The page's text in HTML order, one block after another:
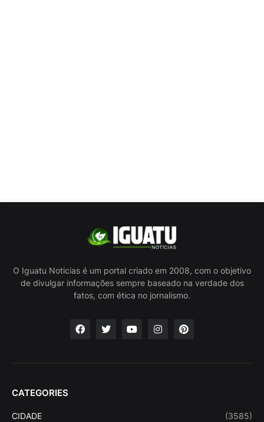
O Iguatu Noticias é um portal criado em 2008, com o objetivo
de divulgar informações sempre baseado na verdade dos
fatos, com ética no jornalismo.
CATEGORIES
CIDADE (3585)